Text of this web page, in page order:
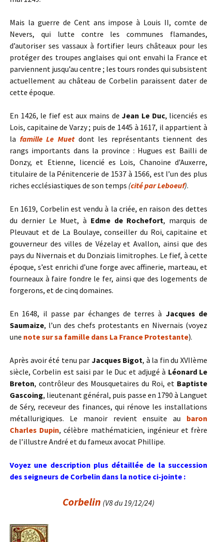
Mais la guerre de Cent ans impose à Louis II, comte de
Nevers, qui lutte contre les communes flamandes,
d’autoriser ses vassaux à fortifier leurs châteaux pour les
protéger des troupes anglaises qui ont envahi la France et
parviennent jusqu’au centre ; les tours rondes qui subsistent
actuellement au château de Corbelin paraissent dater de
cette époque.
En 1426, le fief est aux mains deJean Le Duc, licenciés es
Lois, capitaine de Varzy ; puis de 1445 à 1617, il appartient à
la famille Le Muetdont les représentants tiennent des
rangs importants dans la province : Hugues est Bailli de
Donzy, et Etienne, licencié es Lois, Chanoine d’Auxerre,
titulaire de la Pénitencerie de 1537 à 1566, est l’un des plus
riches ecclésiastiques de son temps (cité par Leboeuf).
En 1619, Corbelin est vendu à la criée, en raison des dettes
du dernier Le Muet, à Edme de Rochefort, marquis de
Pleuvaut et de La Boulaye, conseiller du Roi, capitaine et
gouverneur des villes de Vézelay et Avallon, ainsi que des
pays du Nivernais et du Donziais limitrophes. Le fief, à cette
époque, s’est enrichi d’une forge avec affinerie, marteau, et
fourneaux à faire fondre le fer, ainsi que des logements de
forgerons, et de cinq domaines.
En 1648, il passe par échanges de terres à Jacques de
Saumaize, l’un des chefs protestants en Nivernais (voyez
une note sur sa famille dans La France Protestante).
Après avoir été tenu par Jacques Bigot, à la fin du XVIIème
siècle, Corbelin est saisi par le Duc et adjugé à Léonard Le
Breton, contrôleur des Mousquetaires du Roi, et Baptiste
Gascoing, lieutenant général, puis passe en 1790 à Languet
de Séry, receveur des finances, qui rénove les installations
métallurigiques. Le manoir revient ensuite au baron
Charles Dupin, célèbre mathématicien, ingénieur et frère
de l’illustre André et du fameux avocat Phillipe.
Voyez une description plus détaillée de la succession
des seigneurs de Corbelin dans la notice ci-jointe :
Corbelin (V8 du 19/12/24)